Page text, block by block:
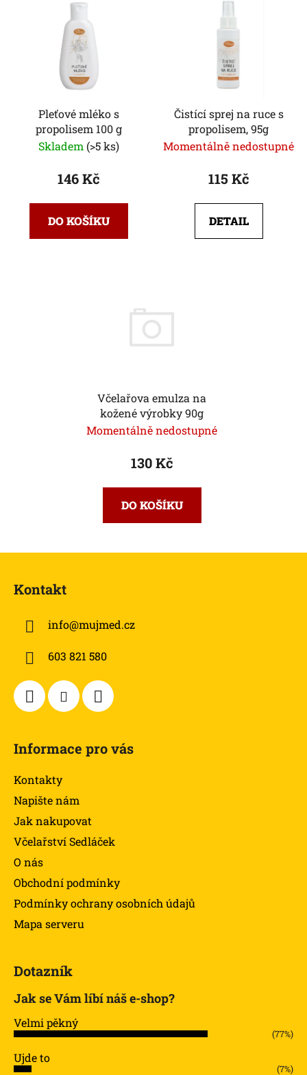
Pleťové mléko s
propolisem 100 g
Skladem (>5 ks)
146 Kč
DO KOŠÍKU
Čistící sprej na ruce s
propolisem, 95g
Momentálně nedostupné
115 Kč
DETAIL
Včelařova emulza na
kožené výrobky 90g
Momentálně nedostupné
130 Kč
DO KOŠÍKU
Kontakt
info@mujmed.cz
603 821 580
Informace pro vás
Kontakty
Napište nám
Jak nakupovat
Včelařství Sedláček
O nás
Obchodní podmínky
Podmínky ochrany osobních údajů
Mapa serveru
Dotazník
Jak se Vám líbí náš e-shop?
Velmi pěkný
(77%)
Ujde to
(7%)